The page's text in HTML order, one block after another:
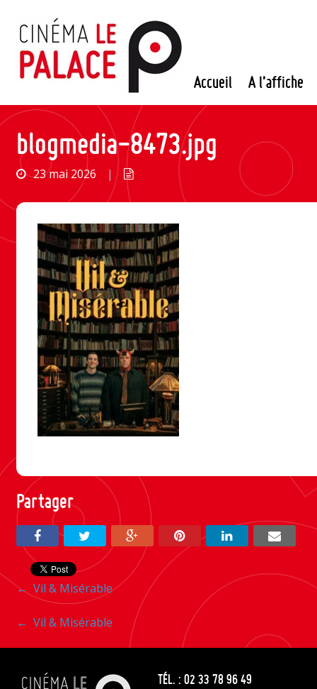
contenu
Accueil A l’affiche
blogmedia-8473.jpg
23 mai 2026 |
Partager
Navigation
entre
les
← Vil & Misérable
Navigation
entre
← Vil & Misérable
TÉL. : 02 33 78 96 49